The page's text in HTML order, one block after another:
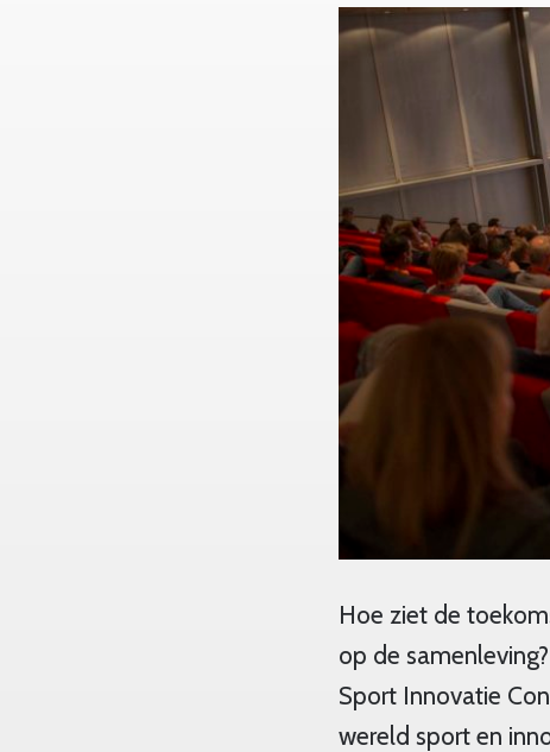
Hoe ziet de
op de
Sport Innovatie
wereld sport en